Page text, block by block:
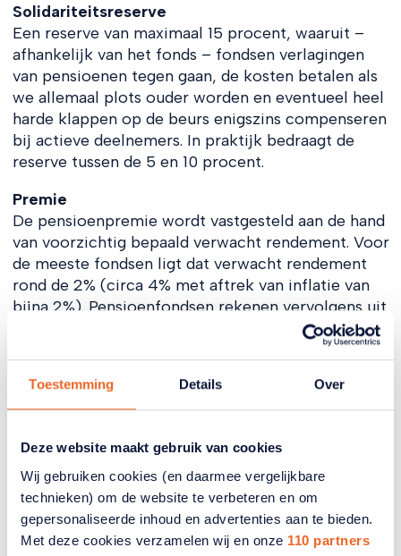
Toestemming Details Over
Deze website maakt gebruik van cookies
Wij gebruiken cookies (en daarmee vergelijkbare
technieken) om de website te verbeteren en om
gepersonaliseerde inhoud en advertenties aan te bieden.
Met deze cookies verzamelen wij en onze 110 partners
Solidariteitsreserve
Een reserve van maximaal 15 procent, waaruit –
afhankelijk van het fonds – fondsen verlagingen
van pensioenen tegen gaan, de kosten betalen als
we allemaal plots ouder worden en eventueel heel
harde klappen op de beurs enigszins compenseren
bij actieve deelnemers. In praktijk bedraagt de
reserve tussen de 5 en 10 procent.
Premie
De pensioenpremie wordt vastgesteld aan de hand
van voorzichtig bepaald verwacht rendement. Voor
de meeste fondsen ligt dat verwacht rendement
rond de 2% (circa 4% met aftrek van inflatie van
bijna 2%). Pensioenfondsen rekenen vervolgens uit
hoeveel premie nodig is om de opbouw (bij ABP
1,875 en bij Zorg en Welzijn 1,75% per jaar) te
pensioengevend salaris.
De pensioenpremie komt in een potje. U krijgt wel
een pensioenvermogen, maar geen recht op een
uitkering van een bepaalde hoogte. Die hoogte
hangt geheel af van de gemaakte rendementen. De
ambitie is straks om in 42 jaar 80% pensioen over